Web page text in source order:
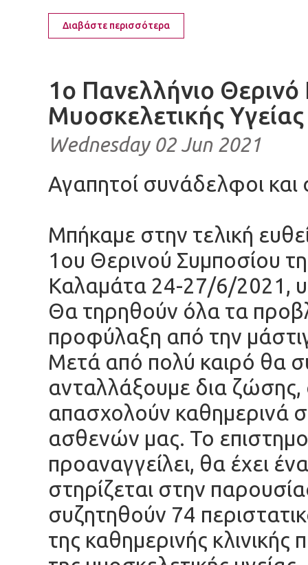
Διαβάστε περισσότερα
1ο Πανελλήνιο
Μυοσκελετικής Υγείας
Wednesday 02 Jun 2021
Αγαπητοί συνάδελφοι και
Μπήκαμε στην τελική
1ου Θερινού Συμποσίου
Καλαμάτα 24-27/6/2021,
Θα τηρηθούν όλα τα
προφύλαξη από την
Μετά από πολύ καιρό θα
ανταλλάξουμε δια
απασχολούν καθημερινά
ασθενών μας. Το
προαναγγείλει, θα έχει
στηρίζεται στην
συζητηθούν 74
της καθημερινής